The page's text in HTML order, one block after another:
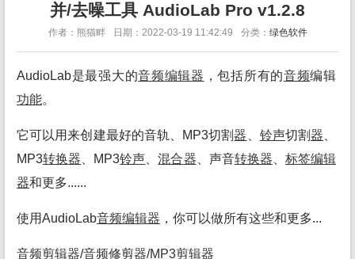
并/去噪工具 AudioLab Pro v1.2.8
作者：熊猫畔 日期：2022-03-19 11:42:49 分类： 绿色软件
AudioLab是最强大的音频编辑器 ，包括所有的音频编辑
功能。
它可以用来创建最好的音轨、MP3切割器 铃声切割器
MP3转换器 、MP3铃声 、混合器 、声音转换器 标签编辑
器和更多......
使用AudioLab音频编辑器 ，你可以做所有这些和更多...
音频剪辑器/音频修剪器/MP3剪辑器